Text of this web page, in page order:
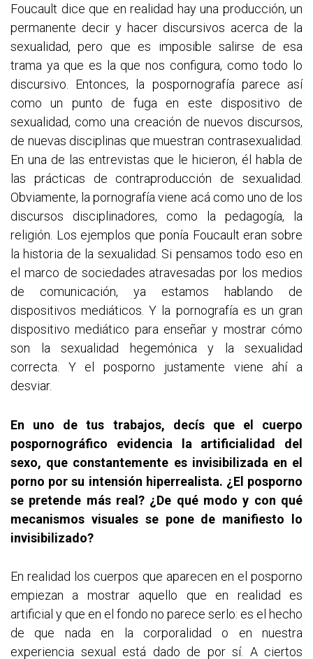
Foucault dice que en realidad hay una producción, un
permanente decir y hacer discursivos acerca de la
sexualidad, pero que es imposible salirse de esa
trama ya que es la que nos configura, como todo lo
discursivo. Entonces, la pospornografía parece así
como un punto de fuga en este dispositivo de
sexualidad, como una creación de nuevos discursos,
de nuevas disciplinas que muestran contrasexualidad.
En una de las entrevistas que le hicieron, él habla de
las prácticas de contraproducción de sexualidad.
Obviamente, la pornografía viene acá como uno de los
discursos disciplinadores, como la pedagogía, la
religión. Los ejemplos que ponía Foucault eran sobre
la historia de la sexualidad. Si pensamos todo eso en
el marco de sociedades atravesadas por los medios
de comunicación, ya estamos hablando de
dispositivos mediáticos. Y la pornografía es un gran
dispositivo mediático para enseñar y mostrar cómo
son la sexualidad hegemónica y la sexualidad
correcta. Y el posporno justamente viene ahí a
desviar.
En uno de tus trabajos, decís que el cuerpo
pospornográfico evidencia la artificialidad del
sexo, que constantemente es invisibilizada en el
porno por su intensión hiperrealista. ¿El posporno
se pretende más real? ¿De qué modo y con qué
mecanismos visuales se pone de manifiesto lo
invisibilizado?
En realidad los cuerpos que aparecen en el posporno
empiezan a mostrar aquello que en realidad es
artificial y que en el fondo no parece serlo: es el hecho
de que nada en la corporalidad o en nuestra
experiencia sexual está dado de por sí. A ciertos